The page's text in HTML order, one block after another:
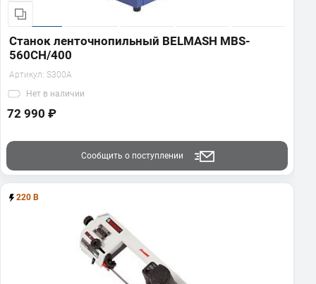
Станок ленточнопильный BELMASH MBS-
560CH/400
Артикул: S300A
Нет в наличии
72 990 ₽
Сообщить о поступлении
220 В